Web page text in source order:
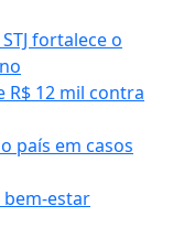
fortalece o
R$ 12 mil contra
país em casos
bem-estar